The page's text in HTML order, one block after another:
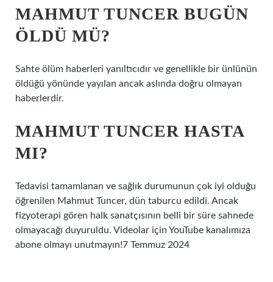
MAHMUT TUNCER BUGÜN
ÖLDÜ MÜ?
Sahte ölüm haberleri yanıltıcıdır ve genellikle bir ünlünün
öldüğü yönünde yayılan ancak aslında doğru olmayan
haberlerdir.
MAHMUT TUNCER HASTA
MI?
Tedavisi tamamlanan ve sağlık durumunun çok iyi olduğu
öğrenilen Mahmut Tuncer, dün taburcu edildi. Ancak
fizyoterapi gören halk sanatçısının belli bir süre sahnede
olmayacağı duyuruldu. Videolar için YouTube kanalımıza
abone olmayı unutmayın!7 Temmuz 2024